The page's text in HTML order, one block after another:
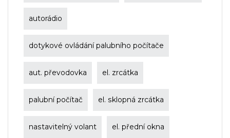
autorádio
dotykové ovládání palubního počítače
aut. převodovka el. zrcátka
palubní počítač el. sklopná zrcátka
nastavitelný volant el. přední okna